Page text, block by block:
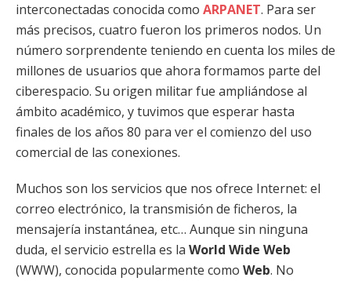
interconectadas conocida como ARPANET. Para ser
más precisos, cuatro fueron los primeros nodos. Un
número sorprendente teniendo en cuenta los miles de
millones de usuarios que ahora formamos parte del
ciberespacio. Su origen militar fue ampliándose al
ámbito académico, y tuvimos que esperar hasta
finales de los años 80 para ver el comienzo del uso
comercial de las conexiones.
Muchos son los servicios que nos ofrece Internet: el
correo electrónico, la transmisión de ficheros, la
mensajería instantánea, etc… Aunque sin ninguna
duda, el servicio estrella es la World Wide Web
(WWW), conocida popularmente como Web. No